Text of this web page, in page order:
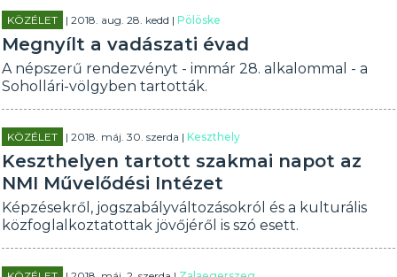
KÖZÉLET | 2018. aug. 28. kedd |Pölöske
Megnyílt a vadászati évad
A népszerű rendezvényt - immár 28. alkalommal - a
Sohollári-völgyben tartották.
KÖZÉLET | 2018. máj. 30. szerda |Keszthely
Keszthelyen tartott szakmai napot az
NMI Művelődési Intézet
Képzésekről, jogszabályváltozásokról és a kulturális
közfoglalkoztatottak jövőjéről is szó esett.